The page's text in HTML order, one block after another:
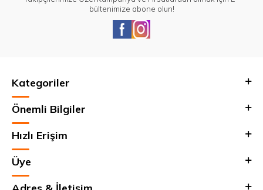
bültenimize abone olun!
Kategoriler
Önemli Bilgiler
Hızlı Erişim
Üye